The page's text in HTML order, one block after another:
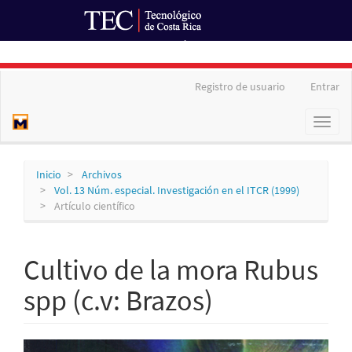
Registro de usuario Entrar
Toggle
Inicio
Archivos
Vol. 13 Núm. especial. Investigación en el ITCR (1999)
Artículo científico
Cultivo de la mora Rubus
spp (c.v: Brazos)